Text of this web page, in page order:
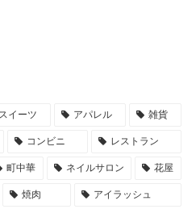
スイーツ アパレル 雑貨
コンビニ レストラン
町中華 ネイルサロン 花屋
焼肉 アイラッシュ